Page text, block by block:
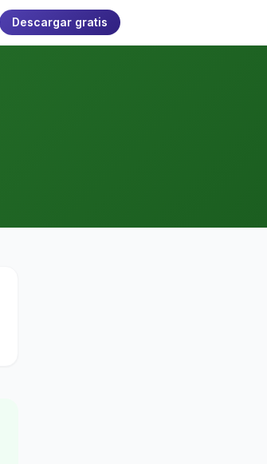
Descargar gratis